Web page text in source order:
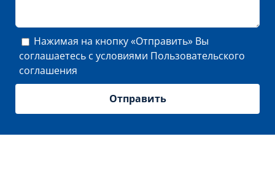
Нажимая на кнопку «Отправить» Вы
соглашаетесь с условиями Пользовательского
соглашения